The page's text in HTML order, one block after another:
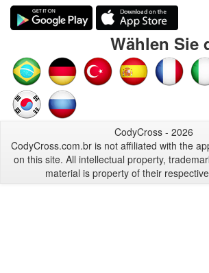
Wählen Sie
CodyCross - 2026
CodyCross.com.br is not affiliated with the
on this site. All intellectual property,
material is property of their